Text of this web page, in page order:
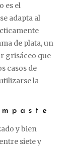
es el
adapta al
de plata, un
grisáceo que
casos de
la
y bien
siete y